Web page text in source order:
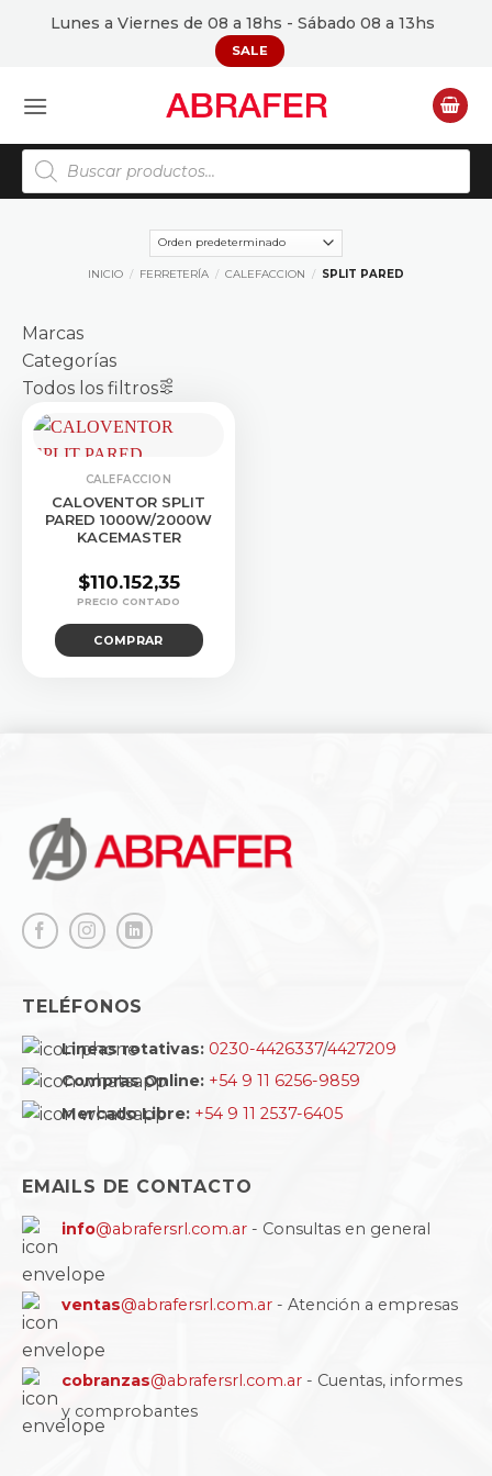
Lunes a Viernes de 08 a 18hs - Sábado 08 a 13hs
SALE
Búsqueda
de
productos
INICIO / FERRETERÍA / CALEFACCION / SPLIT PARED
Marcas
Categorías
Todos los filtros
CALEFACCION
CALOVENTOR SPLIT
PARED 1000W/2000W
KACEMASTER
$110.152,35
COMPRAR
TELÉFONOS
Lineas rotativas: 0230-4426337/4427209
Compras Online: +54 9 11 6256-9859
Mercado Libre: +54 9 11 2537-6405
EMAILS DE CONTACTO
info@abrafersrl.com.ar - Consultas en general
ventas@abrafersrl.com.ar - Atención a empresas
cobranzas@abrafersrl.com.ar - Cuentas, informes
y comprobantes